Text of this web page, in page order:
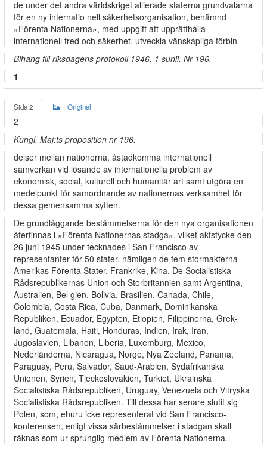
de under det andra världskriget allierade staterna grundvalarna
för en ny internatio­ nell säkerhetsorganisation, benämnd
»Förenta Nationerna», med uppgift att upprätthålla
internationell fred och säkerhet, utveckla vänskapliga förbin-
Bihang till riksdagens protokoll 1946. 1 sunil. Nr 196.
1
Sida 2 Original
2
Kungl. Maj:ts proposition nr 196.
delser mellan nationerna, åstadkomma internationell
samverkan vid lösande av internationella problem av
ekonomisk, social, kulturell och humanitär art samt utgöra en
medelpunkt för samordnande av nationernas verksamhet för
dessa gemensamma syften.
De grundläggande bestämmelserna för den nya organisationen
återfinnas i »Förenta Nationernas stadga», vilket aktstycke den
26 juni 1945 under­ tecknades i San Francisco av
representanter för 50 stater, nämligen de fem stormakterna
Amerikas Förenta Stater, Frankrike, Kina, De Socialistiska
Rådsrepublikernas Union och Storbritannien samt Argentina,
Australien, Bel­ gien, Bolivia, Brasilien, Canada, Chile,
Colombia, Costa Rica, Cuba, Danmark, Dominikanska
Republiken, Ecuador, Egypten, Etiopien, Filippinerna, Grek­
land, Guatemala, Haiti, Honduras, Indien, Irak, Iran,
Jugoslavien, Libanon, Liberia, Luxemburg, Mexico,
Nederländerna, Nicaragua, Norge, Nya Zeeland, Panama,
Paraguay, Peru, Salvador, Saud-Arabien, Sydafrikanska
Unionen, Syrien, Tjeckoslovakien, Turkiet, Ukrainska
Socialistiska Rådsrepubliken, Uruguay, Venezuela och Vitryska
Socialistiska Rådsrepubliken. Till dessa har senare slutit sig
Polen, som, ehuru icke representerat vid San Francisco-
konferensen, enligt vissa särbestämmelser i stadgan skall
räknas som ur­ sprunglig medlem av Förenta Nationerna.